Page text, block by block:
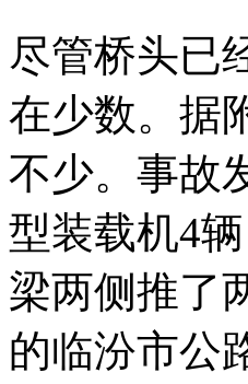
尽管桥头已
在少数。据
不少。事故
型装载机4
梁两侧推了
的临汾市公